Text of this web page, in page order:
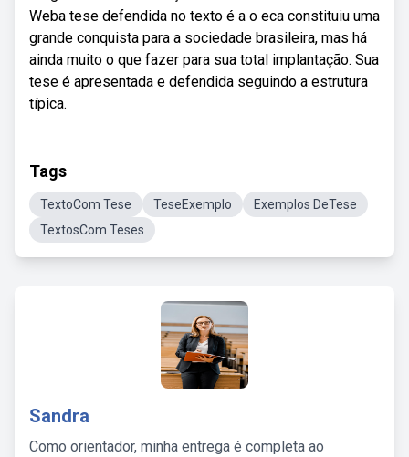
Weba tese defendida no texto é a o eca constituiu uma
grande conquista para a sociedade brasileira, mas há
ainda muito o que fazer para sua total implantação. Sua
tese é apresentada e defendida seguindo a estrutura
típica.
Tags
TextoCom Tese TeseExemplo
Exemplos DeTese
TextosCom Teses
Sandra
Como orientador, minha entrega é completa ao